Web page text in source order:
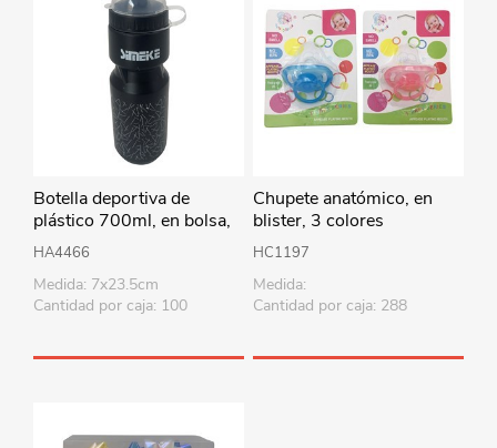
Botella deportiva de
plástico 700ml, en bolsa,
varios colores
HA4466
Medida: 7x23.5cm
Cantidad por caja: 100
Chupete anatómico, en
blister, 3 colores
HC1197
Medida:
Cantidad por caja: 288